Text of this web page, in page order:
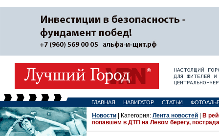
ГЛАВНАЯ НАВИГАТОР СТАТЬИ
Новости | Категория: Лента новостей
В
попавшем в ДТП на Левом берегу,